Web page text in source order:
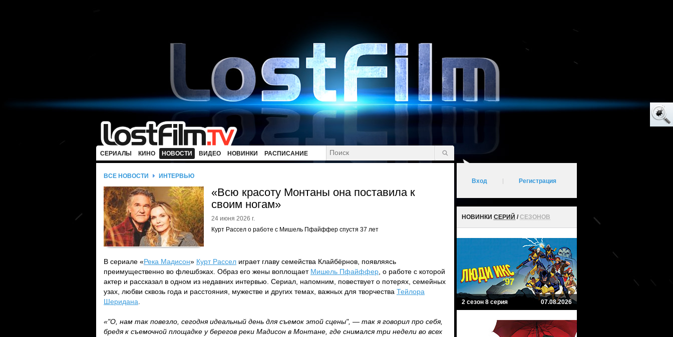
СЕРИАЛЫ КИНО НОВОСТИ ВИДЕО НОВИНКИ РАСПИСАНИЕ
ВСЕ НОВОСТИ ИНТЕРВЬЮ
«Всю красоту Монтаны она поставила к
своим ногам»
24 июня 2026 г.
Курт Рассел о работе с Мишель Пфайффер спустя 37 лет
В сериале «Река Мадисон» Курт Рассел играет главу семейства Клайбёрнов, появляясь
преимущественно во флешбэках. Образ его жены воплощает Мишель Пфайффер , о работе с которой
актер и рассказал в одном из недавних интервью. Сериал, напомним, повествует о потерях, семейных
узах, любви сквозь года и расстояния, мужестве и других темах, важных для творчества Тейлора
Шеридана
«"О, нам так повезло, сегодня идеальный день для съемок этой сцены", — так я говорил про себя,
бредя к съемочной площадке у берегов реки Мадисон в Монтане, где снимался три недели во всех
Вход Регистрация
НОВИНКИ СЕРИЙ /СЕЗОНОВ
2 сезон 8 серия 07.08.2026